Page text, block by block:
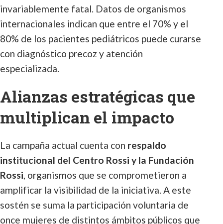
invariablemente fatal. Datos de organismos
internacionales indican que entre el 70% y el
80% de los pacientes pediátricos puede curarse
con diagnóstico precoz y atención
especializada.
Alianzas estratégicas que
multiplican el impacto
La campaña actual cuenta con respaldo
institucional del Centro Rossi y la Fundación
Rossi, organismos que se comprometieron a
amplificar la visibilidad de la iniciativa. A este
sostén se suma la participación voluntaria de
once mujeres de distintos ámbitos públicos que